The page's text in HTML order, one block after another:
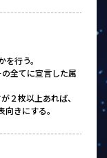
行う。
全てに宣言した属
２枚以上あれば、
きにする。